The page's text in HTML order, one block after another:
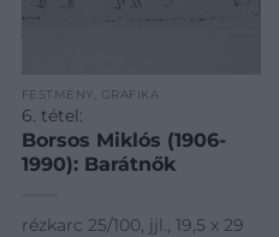
FESTMÉNY, GRAFIKA
6. tétel:
Borsos Miklós (1906-
1990): Barátnők
rézkarc 25/100, jjl., 19,5 x 29